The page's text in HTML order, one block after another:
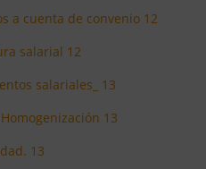
a cuenta de convenio 12
salarial 12
salariales_ 13
13
13